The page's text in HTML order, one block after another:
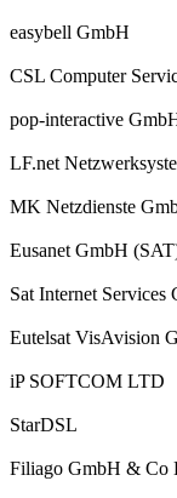
easybell GmbH
CSL Computer
pop-interactive
LF.net
MK Netzdienste
Eusanet GmbH
Sat Internet Services
Eutelsat VisAvision
iP SOFTCOM LTD
StarDSL
Filiago GmbH & Co